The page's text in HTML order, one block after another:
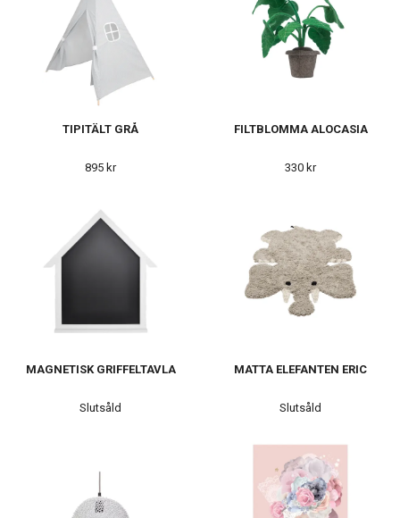
TIPITÄLT GRÅ
895 kr
FILTBLOMMA ALOCASIA
330 kr
MAGNETISK GRIFFELTAVLA
Slutsåld
MATTA ELEFANTEN ERIC
Slutsåld